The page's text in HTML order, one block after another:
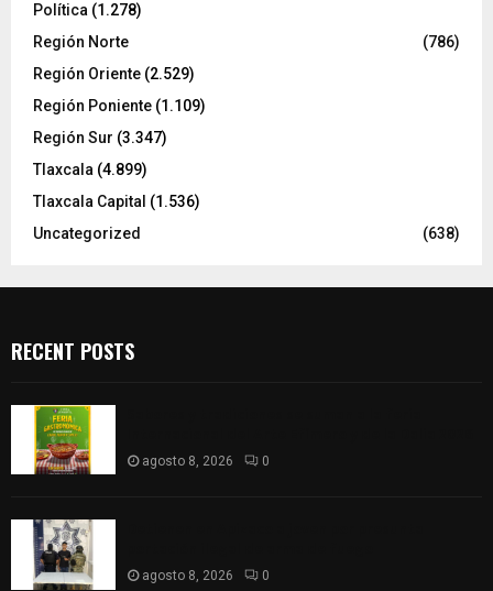
Política (1.278)
Región Norte
(786)
Región Oriente (2.529)
Región Poniente (1.109)
Región Sur (3.347)
Tlaxcala (4.899)
Tlaxcala Capital (1.536)
Uncategorized
(638)
RECENT POSTS
agosto 8, 2026 0
agosto 8, 2026 0